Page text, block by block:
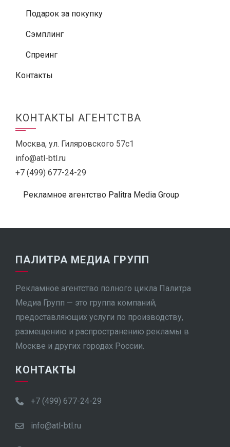
Подарок за покупку
Сэмплинг
Спреинг
Контакты
КОНТАКТЫ АГЕНТСТВА
Москва, ул. Гиляровского 57с1
info@atl-btl.ru
+7 (499) 677-24-29
Рекламное агентство Palitra Media Group
ПАЛИТРА МЕДИА ГРУПП
Рекламное агентство полного цикла Палитра
Медиа Групп — это группа компаний,
предоставляющих услуги по производству,
размещению и распространению рекламы в
Москве и других городах России.
КОНТАКТЫ
+7 (499) 677-24-29
info@atl-btl.ru